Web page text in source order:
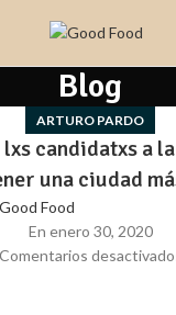
Blog
ARTURO PARDO
lxs candidatxs a
una ciudad
Good Food
En enero 30, 2020
Comentarios